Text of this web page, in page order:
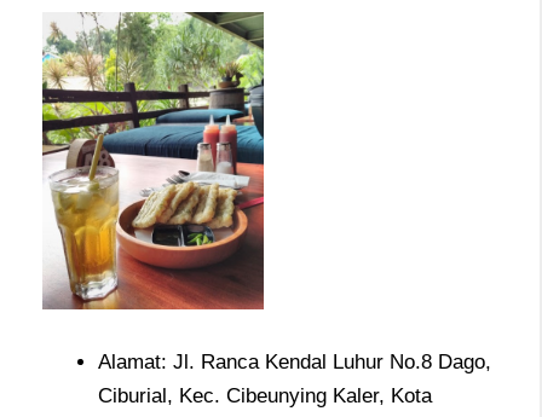
Alamat: Jl. Ranca Kendal Luhur No.8 Dago,
Ciburial, Kec. Cibeunying Kaler, Kota